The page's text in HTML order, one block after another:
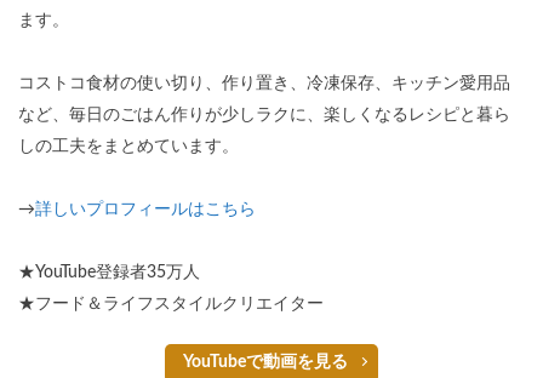
ます。
コストコ食材の使い切り、作り置き、冷凍保存、キッチン愛用品
など、毎日のごはん作りが少しラクに、楽しくなるレシピと暮ら
しの工夫をまとめています。
→詳しいプロフィールはこちら
★YouTube登録者35万人
★フード＆ライフスタイルクリエイター
YouTubeで動画を見る